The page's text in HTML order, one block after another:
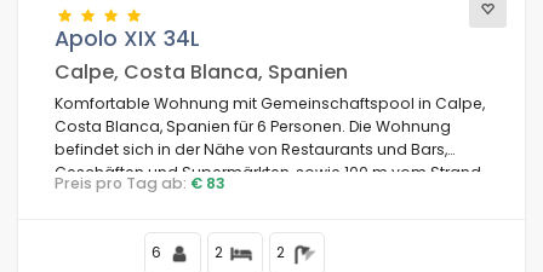
Apolo XIX 34L
Calpe, Costa Blanca, Spanien
Komfortable Wohnung mit Gemeinschaftspool in Calpe,
Costa Blanca, Spanien für 6 Personen. Die Wohnung
befindet sich in der Nähe von Restaurants und Bars,
Geschäften und Supermärkten, sowie 100 m vom Strand
La Fossa / Levante entfernt.
Preis pro Tag ab: € 83
6 2 2